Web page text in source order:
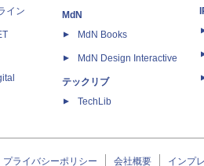
イン
MdN
MdN Books
MdN Design Interactive
テックリブ
TechLib
プライバシーポリシー 会社概要 インプ